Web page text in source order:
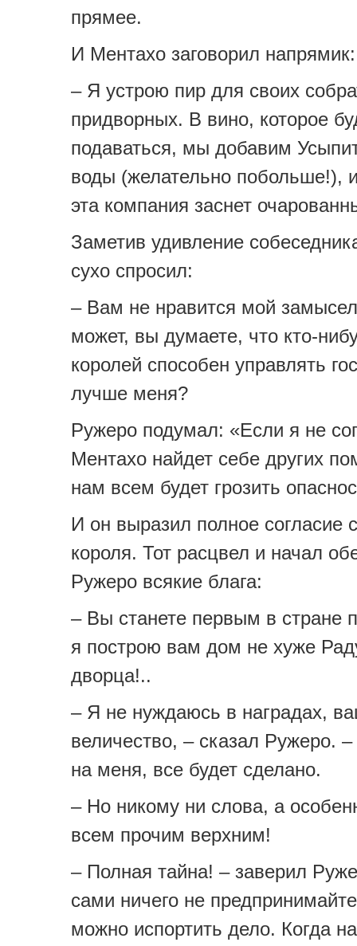
прямее.
И Ментахо заговорил напрямик:
– Я устрою пир для своих
придворных. В вино, которое
подаваться, мы добавим
воды (желательно побольше!),
эта компания заснет
Заметив удивление
сухо спросил:
– Вам не нравится мой
может, вы думаете, что кто-
королей способен управлять
лучше меня?
Ружеро подумал: «Если я не
Ментахо найдет себе других
нам всем будет грозить
И он выразил полное согласие
короля. Тот расцвел и начал
Ружеро всякие блага:
– Вы станете первым в стране
я построю вам дом не хуже
дворца!..
– Я не нуждаюсь в наградах,
величество, – сказал Ружеро.
на меня, все будет сделано.
– Но никому ни слова, а
всем прочим верхним!
– Полная тайна! – заверил
сами ничего не
можно испортить дело. Когда